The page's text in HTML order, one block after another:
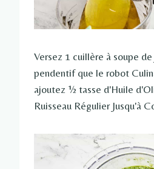
Versez 1 cuillère à soupe
pendentif que le robot
ajoutez ½ tasse d'Huile
Ruisseau Régulier Jusqu'à